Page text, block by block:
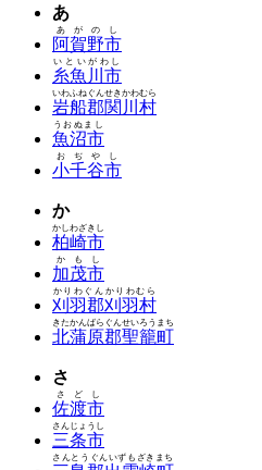
あ
阿賀野市
あがのし
糸魚川市
いといがわし
岩船郡関川村
いわふねぐんせきかわむら
魚沼市
うおぬまし
小千谷市
おぢやし
か
柏崎市
かしわざきし
加茂市
かもし
刈羽郡刈羽村
かりわぐんかりわむら
北蒲原郡聖籠町
きたかんばらぐんせいろうまち
さ
佐渡市
さどし
三条市
さんじょうし
さんとうぐんいずもざきまち